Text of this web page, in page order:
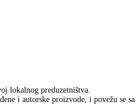
lokalnog preduzetništva.
i autorske proizvode, i povežu se